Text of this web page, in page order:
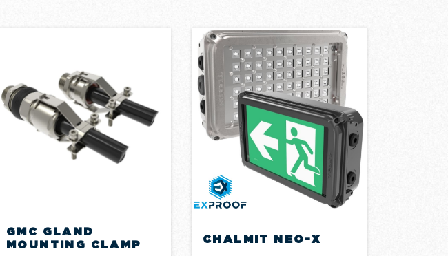
GMC GLAND
MOUNTING CLAMP
CHALMIT NEO-X